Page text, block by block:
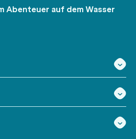
Abenteuer auf dem Wasser